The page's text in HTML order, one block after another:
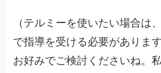
（テルミーを使いたい場合は
で指導を受ける必要がありま
お好みでご検討くださいね。